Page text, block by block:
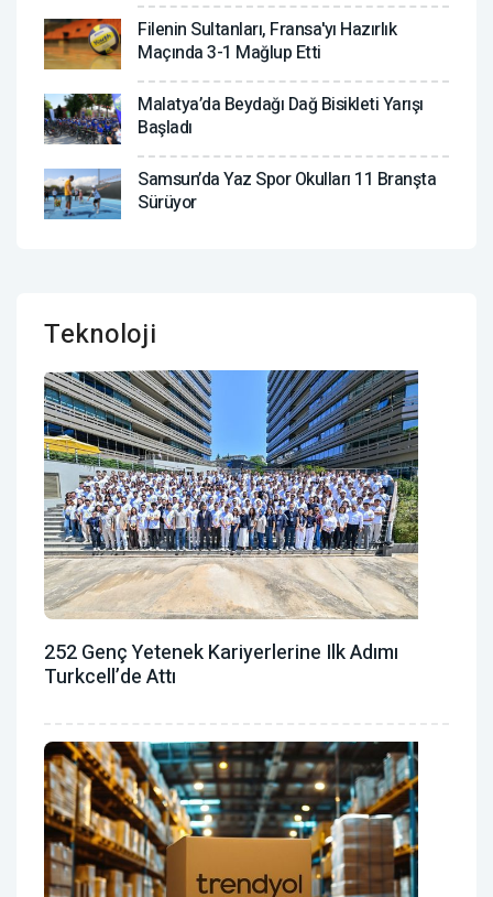
Filenin Sultanları, Fransa'yı Hazırlık
Maçında 3-1 Mağlup Etti
Malatya’da Beydağı Dağ Bisikleti Yarışı
Başladı
Samsun’da Yaz Spor Okulları 11 Branşta
Sürüyor
Teknoloji
252 Genç Yetenek Kariyerlerine Ilk Adımı
Turkcell’de Attı